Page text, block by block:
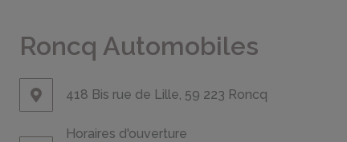
Roncq Automobiles
418 Bis rue de Lille, 59 223 Roncq
Horaires d'ouverture